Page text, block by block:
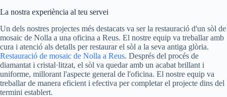
La nostra experiència al teu servei
Un dels nostres projectes més destacats va ser la restauració d'un sòl de
mosaic de Nolla a una oficina a Reus. El nostre equip va treballar amb
cura i atenció als detalls per restaurar el sòl a la seva antiga glòria.
Restauració de mosaic de Nolla a Reus. Després del procés de
diamantat i cristal·litzat, el sòl va quedar amb un acabat brillant i
uniforme, millorant l'aspecte general de l'oficina. El nostre equip va
treballar de manera eficient i efectiva per completar el projecte dins del
termini establert.